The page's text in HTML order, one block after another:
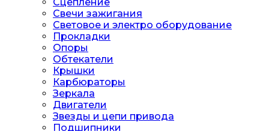
Свечи зажигания
Световое и электро оборудование
Прокладки
Опоры
Обтекатели
Крышки
Карбюраторы
Зеркала
Двигатели
Звезды и цепи привода
Подшипники